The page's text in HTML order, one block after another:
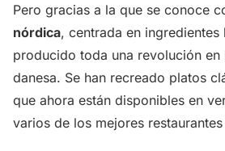
Pero gracias a la que se conoce
nórdica, centrada en ingredientes
producido toda una revolución en
danesa. Se han recreado platos
que ahora están disponibles en
varios de los mejores